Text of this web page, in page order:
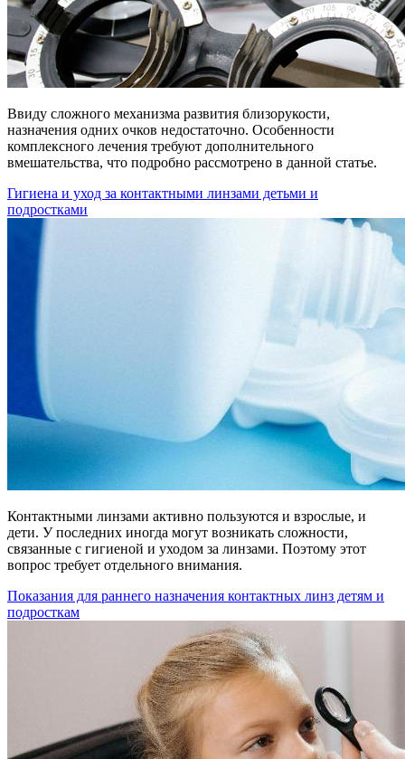
Ввиду сложного механизма развития близорукости,
назначения одних очков недостаточно. Особенности
комплексного лечения требуют дополнительного
вмешательства, что подробно рассмотрено в данной статье.
Гигиена и уход за контактными линзами детьми и
подростками
Контактными линзами активно пользуются и взрослые, и
дети. У последних иногда могут возникать сложности,
связанные с гигиеной и уходом за линзами. Поэтому этот
вопрос требует отдельного внимания.
Показания для раннего назначения контактных линз детям и
подросткам